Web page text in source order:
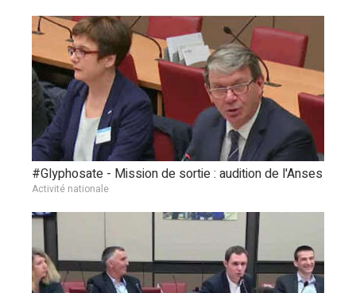
#Glyphosate - Mission de sortie : audition de l'Anses
Activité nationale